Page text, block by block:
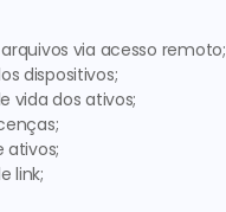
via acesso remoto;
dispositivos;
vida dos ativos;
ativos;
link;